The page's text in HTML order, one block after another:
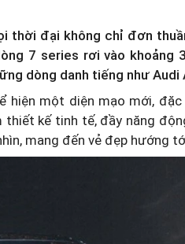
thời đại không chỉ đơn
7 series rơi vào khoảng
dòng danh tiếng như Audi
hiện một diện mạo mới,
kế tinh tế, đầy năng
mang đến vẻ đẹp hướng